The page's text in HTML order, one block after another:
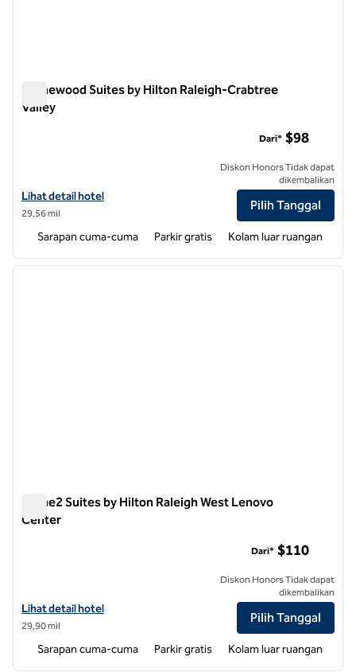
Homewood Suites by Hilton Raleigh-Crabtree
Valley
Lihat detail hotel untuk Homewood Suites by Hilton Raleigh-
Lihat detail hotel
29,56 mil
Dari* $98
Diskon Honors Tidak dapat
dikembalikan
Pilih Tanggal
Sarapan cuma-cuma Parkir gratis Kolam luar ruangan
1 dari 12
Home2 Suites by Hilton Raleigh West Lenovo
Center
Lihat detail hotel untuk Home2 Suites by Hilton Raleigh West
Lihat detail hotel
29,90 mil
Dari* $110
Diskon Honors Tidak dapat
dikembalikan
Pilih Tanggal
Sarapan cuma-cuma Parkir gratis Kolam luar ruangan